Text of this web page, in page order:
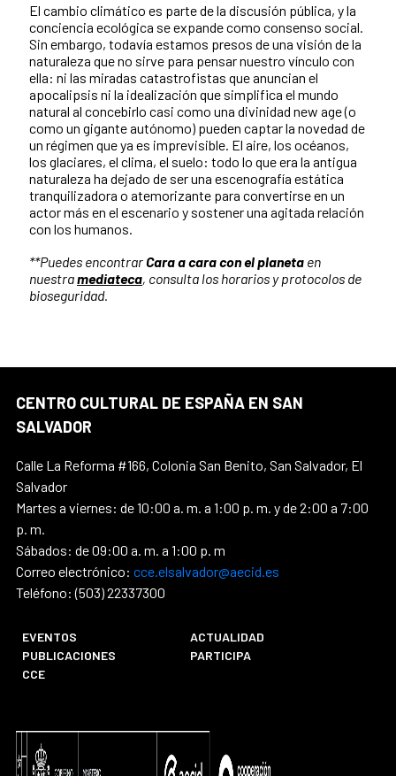
El cambio climático es parte de la discusión pública, y la
conciencia ecológica se expande como consenso social.
Sin embargo, todavía estamos presos de una visión de la
naturaleza que no sirve para pensar nuestro vínculo con
ella: ni las miradas catastrofistas que anuncian el
apocalipsis ni la idealización que simplifica el mundo
natural al concebirlo casi como una divinidad new age (o
como un gigante autónomo) pueden captar la novedad de
un régimen que ya es imprevisible. El aire, los océanos,
los glaciares, el clima, el suelo: todo lo que era la antigua
naturaleza ha dejado de ser una escenografía estática
tranquilizadora o atemorizante para convertirse en un
actor más en el escenario y sostener una agitada relación
con los humanos.
**Puedes encontrarCara a cara con el planeta en
nuestramediateca, consulta los horarios y protocolos de
bioseguridad.
CENTRO CULTURAL DE ESPAÑA EN SAN
SALVADOR
Calle La Reforma #166, Colonia San Benito, San Salvador, El
Salvador
Martes a viernes: de 10:00 a. m. a 1:00 p. m. y de 2:00 a 7:00
p. m.
Sábados: de 09:00 a. m. a 1:00 p. m
Correo electrónico: cce.elsalvador@aecid.es
Teléfono: (503) 22337300
EVENTOS
ACTUALIDAD
PUBLICACIONES
PARTICIPA
CCE